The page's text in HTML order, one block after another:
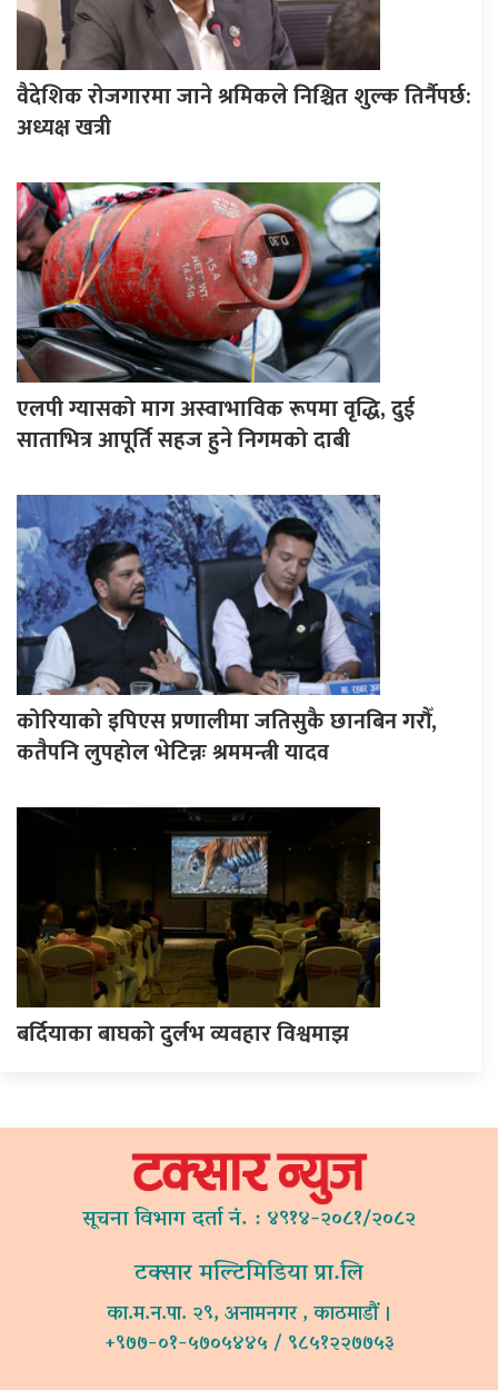
वैदेशिक रोजगारमा जाने श्रमिकले निश्चित शुल्क तिर्नैपर्छ:
अध्यक्ष खत्री
एलपी ग्यासको माग अस्वाभाविक रूपमा वृद्धि, दुई
साताभित्र आपूर्ति सहज हुने निगमको दाबी
कोरियाको इपिएस प्रणालीमा जतिसुकै छानबिन गरौँ,
कतैपनि लुपहोल भेटिन्नः श्रममन्त्री यादव
बर्दियाका बाघको दुर्लभ व्यवहार विश्वमाझ
सूचना विभाग दर्ता नं. : ४९१४-२०८१/२०८२
टक्सार मल्टिमिडिया प्रा.लि
का.म.न.पा. २९, अनामनगर , काठमाडौं ।
+९७७-०१-५७०५४४५ / ९८५१२२७७५३